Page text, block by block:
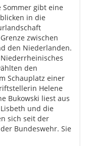
Sommer gibt eine
in die
zwischen
den Niederlanden.
den
Schauplatz einer
Helene
Bukowski liest aus
und die
sich seit der
Bundeswehr. Sie